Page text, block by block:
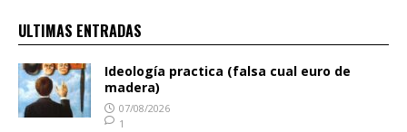
ULTIMAS ENTRADAS
Ideología practica (falsa cual euro de
madera)
07/08/2026
1